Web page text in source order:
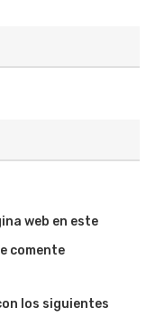
web en este
comente
los siguientes